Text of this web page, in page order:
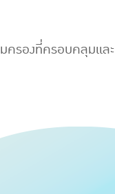
ครองที่ครอบคลุมและ